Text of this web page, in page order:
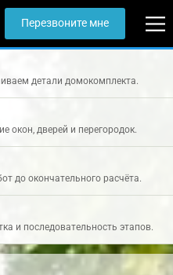
Перезвоните мне
детали домокомплекта.
окон, дверей и перегородок.
до окончательного расчёта.
и последовательность этапов.